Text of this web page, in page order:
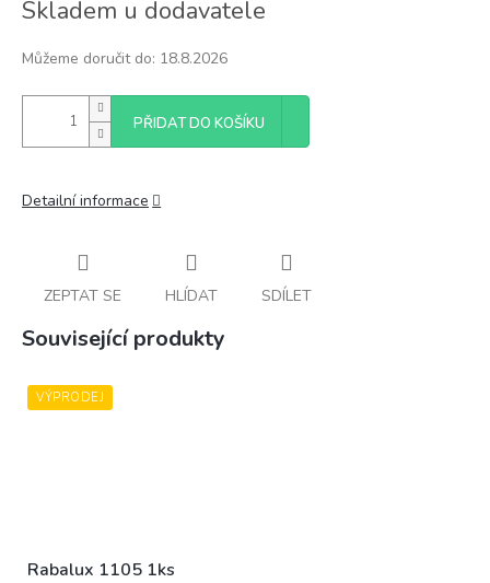
cena:
Skladem u dodavatele
Můžeme doručit do: 18.8.2026
PŘIDAT DO KOŠÍKU
Detailní informace
ZEPTAT SE HLÍDAT SDÍLET
Související produkty
VÝPRODEJ
Rabalux 1105 1ks